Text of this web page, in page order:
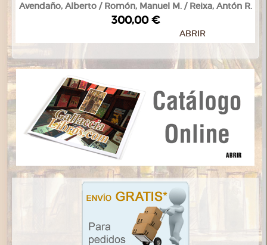
Avendaño, Alberto / Romón, Manuel M. / Reixa, Antón R.
300,00 €
ABRIR